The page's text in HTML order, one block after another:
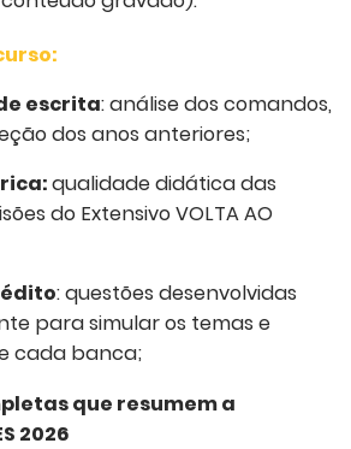
escrita: análise dos comandos,
dos anos anteriores;
qualidade didática das
do Extensivo VOLTA AO
: questões desenvolvidas
para simular os temas e
cada banca;
que resumem a
2026